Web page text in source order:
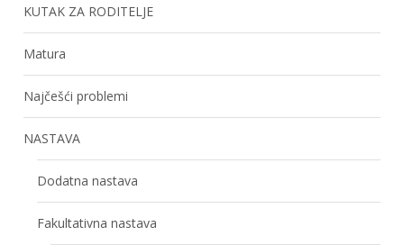
KUTAK ZA RODITELJE
Matura
Najčešći problemi
NASTAVA
Dodatna nastava
Fakultativna nastava